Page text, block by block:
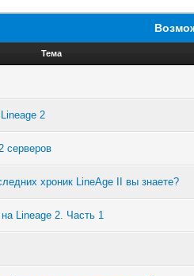
Тема
2
серверов
хроник LineAge II вы знаете?
Lineage 2. Часть 1